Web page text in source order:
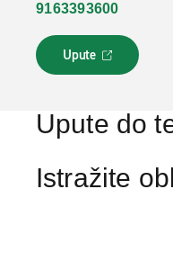
9163393600
Upute
L
i
s
o
t
Upute do
Istražite